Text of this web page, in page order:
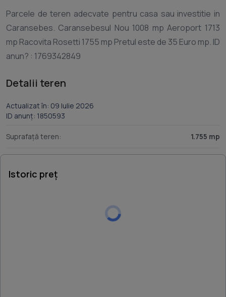
Parcele de teren adecvate pentru casa sau investitie in
Caransebes. Caransebesul Nou 1008 mp Aeroport 1713
mp Racovita Rosetti 1755 mp Pretul este de 35 Euro mp. ID
Detalii teren
Actualizat în: 09 Iulie 2026
ID anunț: 1850593
Suprafață teren: 1.755 mp
Istoric preț